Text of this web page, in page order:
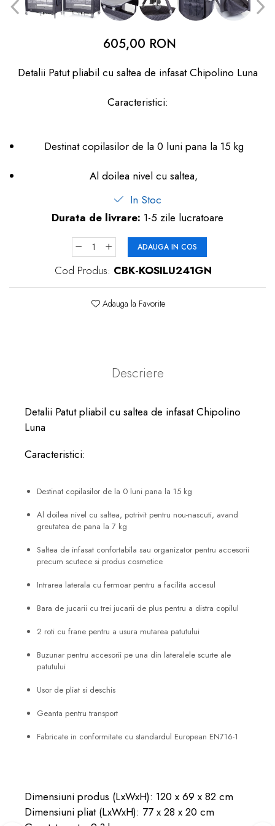
dopuri de urechi
605,00 RON
Detalii Patut pliabil cu saltea de infasat Chipolino Luna
Caracteristici:
Destinat copilasilor de la 0 luni pana la 15 kg
Al doilea nivel cu saltea,
In Stoc
Durata de livrare: 1-5 zile lucratoare
ADAUGA IN COS
Cod Produs: CBK-KOSILU241GN
Adauga la Favorite
Descriere
Detalii Patut pliabil cu saltea de infasat Chipolino
Luna
Caracteristici:
Destinat copilasilor de la 0 luni pana la 15 kg
Al doilea nivel cu saltea, potrivit pentru nou-nascuti, avand
greutatea de pana la 7 kg
Saltea de infasat confortabila sau organizator pentru accesorii
precum scutece si produs cosmetice
Intrarea laterala cu fermoar pentru a facilita accesul
Bara de jucarii cu trei jucarii de plus pentru a distra copilul
2 roti cu frane pentru a usura mutarea patutului
Buzunar pentru accesorii pe una din lateralele scurte ale
patutului
Usor de pliat si deschis
Geanta pentru transport
Fabricate in conformitate cu standardul European EN716-1
Dimensiuni produs (LxWxH): 120 x 69 x 82 cm
Dimensiuni pliat (LxWxH): 77 x 28 x 20 cm